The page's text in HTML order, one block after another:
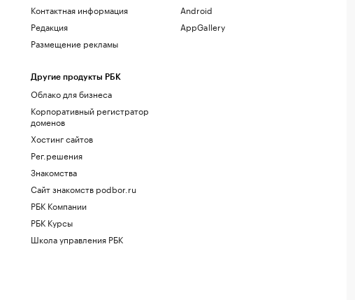
Контактная информация
Редакция
Размещение рекламы
Другие продукты РБК
Облако для бизнеса
Корпоративный регистратор
доменов
Хостинг сайтов
Рег.решения
Знакомства
Сайт знакомств podbor.ru
РБК Компании
РБК Курсы
Школа управления РБК
Android
AppGallery